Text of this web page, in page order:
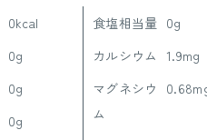
0kcal
0g
0g
0g
食塩相当量 0g
カルシウム
1.9mg
マグネシウ
ム